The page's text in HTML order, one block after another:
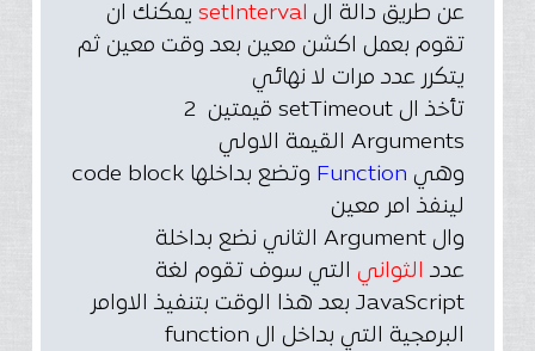
عن طريق دالة ال
setInterval
يمكنك ان
تقوم بعمل اكشن معين بعد وقت معين ثم
يتكرر عدد مرات لا نهائي
تأخذ ال setTimeout قيمتين 2
Arguments القيمة الاولي
وهي Function
وتضع بداخلها code block
لينفذ امر معين
وال Argument الثاني نضع بداخلة
عدد الثواني التي سوف تقوم لغة
JavaScript بعد هذا الوقت بتنفيذ الاوامر
البرمجية التي بداخل ال function